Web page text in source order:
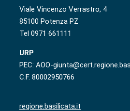
Viale Vincenzo Verrastro, 4
85100 Potenza PZ
Tel 0971 661111
URP
PEC: AOO-
C.F. 80002950766
regione.basilicata.it